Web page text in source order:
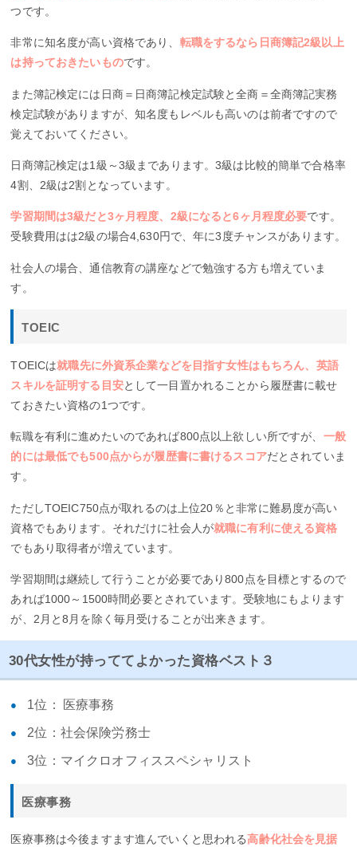
つです。
非常に知名度が高い資格であり、 転職をするなら日商簿記2級以上
は持っておきたいものです。
また簿記検定には日商＝日商簿記検定試験と全商＝全商簿記実務
検定試験がありますが、知名度もレベルも高いのは前者ですので
覚えておいてください。
日商簿記検定は1級～3級まであります。3級は比較的簡単で合格率
4割、2級は2割となっています。
学習期間は3級だと3ヶ月程度、2級になると6ヶ月程度必要です。
受験費用はは2級の場合4,630円で、年に3度チャンスがあります。
社会人の場合、通信教育の講座などで勉強する方も増えていま
す。
TOEIC
TOEICは就職先に外資系企業などを目指す女性はもちろん、英語
スキルを証明する目安として一目置かれることから履歴書に載せ
ておきたい資格の1つです。
転職を有利に進めたいのであれば800点以上欲しい所ですが、 一般
的には最低でも500点からが履歴書に書けるスコアだとされていま
す。
ただしTOEIC750点が取れるのは上位20％と非常に難易度が高い
資格でもあります。それだけに社会人が就職に有利に使える資格
でもあり取得者が増えています。
学習期間は継続して行うことが必要であり800点を目標とするので
あれば1000～1500時間必要とされています。受験地にもよります
が、2月と8月を除く毎月受けることが出来きます。
30代女性が持っててよかった資格ベスト３
1位： 医療事務
2位：社会保険労務士
3位：マイクロオフィススペシャリスト
医療事務
医療事務は今後ますます進んでいくと思われる高齢化社会を見据